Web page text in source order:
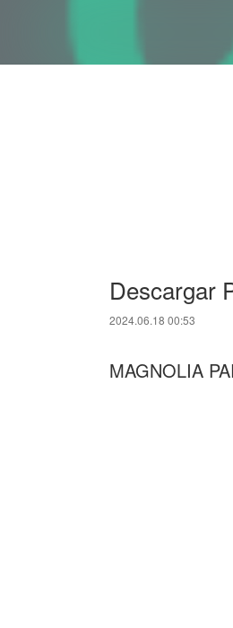
Descargar
2024.06.18 00:53
MAGNOLIA